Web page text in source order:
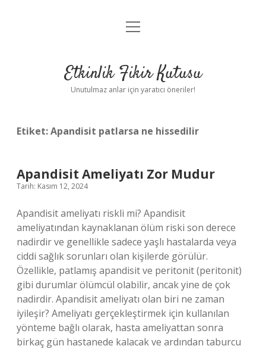
Anasayfa
Yasal Uyarı
menüyü
Etkinlik Fikir Kutusu
Unutulmaz anlar için yaratıcı öneriler!
Etiket:Apandisit patlarsa ne hissedilir
Apandisit Ameliyatı Zor Mudur
Tarih: Kasım 12, 2024
Apandisit ameliyatı riskli mi? Apandisit
ameliyatından kaynaklanan ölüm riski son derece
nadirdir ve genellikle sadece yaşlı hastalarda veya
ciddi sağlık sorunları olan kişilerde görülür.
Özellikle, patlamış apandisit ve peritonit (peritonit)
gibi durumlar ölümcül olabilir, ancak yine de çok
nadirdir. Apandisit ameliyatı olan biri ne zaman
iyileşir? Ameliyatı gerçekleştirmek için kullanılan
yönteme bağlı olarak, hasta ameliyattan sonra
birkaç gün hastanede kalacak ve ardından taburcu